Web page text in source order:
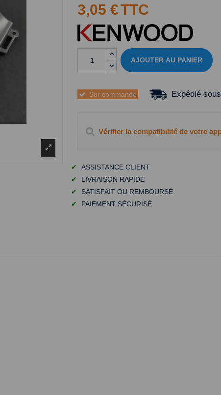
3,05 €TTC
AJOUTER AU PANIER
Sur commande Expédié
Vérifier la compatibilité de votre
✔
ASSISTANCE CLIENT
✔
LIVRAISON RAPIDE
✔
SATISFAIT OU REMBOURSÉ
✔
PAIEMENT SÉCURISÉ